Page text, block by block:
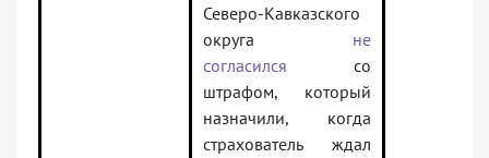
Северо-Кавказского
округа не
согласился со
штрафом, который
назначили, когда
страхователь ждал